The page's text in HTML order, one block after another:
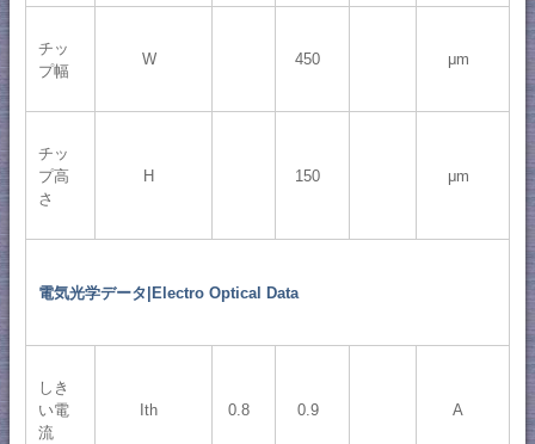
チッ
プ幅
W 450 μm
チッ
プ高
さ
H 150 μm
電気光学データ|Electro Optical Data
しき
い電
流
Ith 0.8 0.9 A